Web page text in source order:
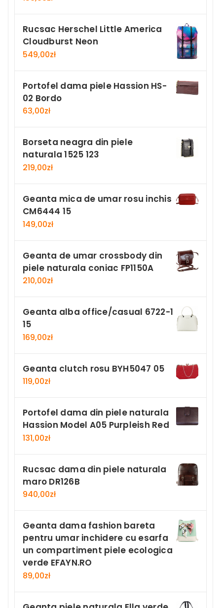
Rucsac Herschel Little America
Cloudburst Neon
549,00zł
Portofel dama piele Hassion HS-
02 Bordo
63,00zł
Borseta neagra din piele
naturala 1525 123
219,00zł
Geanta mica de umar rosu inchis
CM6444 15
149,00zł
Geanta de umar crossbody din
piele naturala coniac FP1150A
210,00zł
Geanta alba office/casual 6722-1
15
169,00zł
Geanta clutch rosu BYH5047 05
119,00zł
Portofel dama din piele naturala
Hassion Model A05 Purpleish Red
131,00zł
Rucsac dama din piele naturala
maro DR126B
940,00zł
Geanta dama fashion bareta
pentru umar inchidere cu esarfa
un compartiment piele ecologica
verde EFAYN.RO
89,00zł